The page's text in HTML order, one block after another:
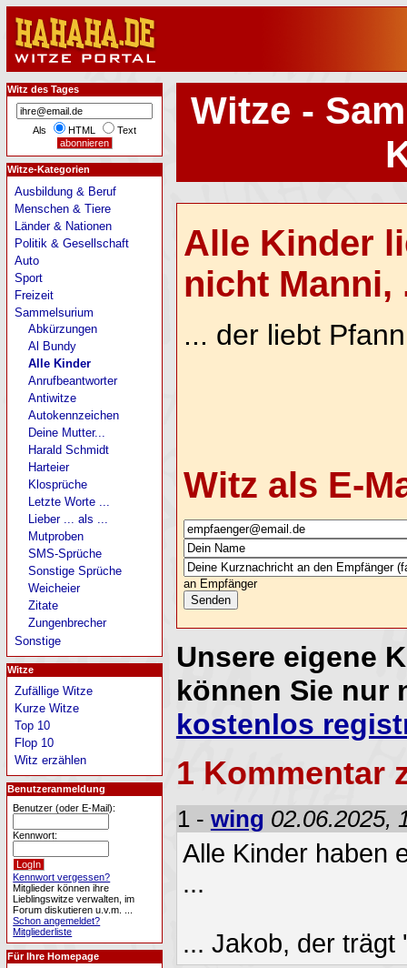
Witze -
Alle Kinder
nicht Manni,
... der liebt
Witz als E-
an Empfänger
Unsere eigene
können Sie nur
kostenlos
1 Kommentar
1 - wing 02.06.2025,
Alle Kinder haben
...
... Jakob, der trägt
Witz des Tages
Als HTML Text
Witze-Kategorien
Ausbildung & Beruf
Menschen & Tiere
Länder & Nationen
Politik & Gesellschaft
Auto
Sport
Freizeit
Sammelsurium
Abkürzungen
Al Bundy
Alle Kinder
Anrufbeantworter
Antiwitze
Autokennzeichen
Deine Mutter...
Harald Schmidt
Harteier
Klosprüche
Letzte Worte ...
Lieber ... als ...
Mutproben
SMS-Sprüche
Sonstige Sprüche
Weicheier
Zitate
Zungenbrecher
Sonstige
Witze
Zufällige Witze
Kurze Witze
Top 10
Flop 10
Witz erzählen
Benutzeranmeldung
Benutzer (oder E-Mail):
Kennwort:
Kennwort vergessen?
Mitglieder können ihre
Lieblingswitze verwalten, im
Forum diskutieren u.v.m. ...
Schon angemeldet?
Mitgliederliste
Für Ihre Homepage